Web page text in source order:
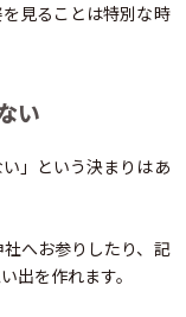
見ることは特別な時
い
」という決まりはあ
へお参りしたり、記
出を作れます。